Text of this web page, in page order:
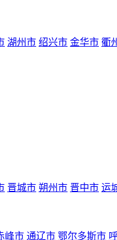
湖州市 绍兴市 金华市 衢
晋城市 朔州市 晋中市 运
峰市 通辽市 鄂尔多斯市